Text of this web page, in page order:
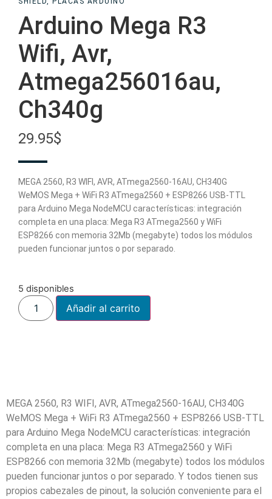
Arduino Mega R3
Wifi, Avr,
Atmega256016au,
Ch340g
29.95$
MEGA 2560, R3 WIFI, AVR, ATmega2560-16AU, CH340G
WeMOS Mega + WiFi R3 ATmega2560 + ESP8266 USB-TTL
para Arduino Mega NodeMCU características: integración
completa en una placa: Mega R3 ATmega2560 y WiFi
ESP8266 con memoria 32Mb (megabyte) todos los módulos
pueden funcionar juntos o por separado.
5 disponibles
Añadir al carrito
MEGA 2560, R3 WIFI, AVR, ATmega2560-16AU, CH340G
WeMOS Mega + WiFi R3 ATmega2560 + ESP8266 USB-TTL
para Arduino Mega NodeMCU características: integración
completa en una placa: Mega R3 ATmega2560 y WiFi
ESP8266 con memoria 32Mb (megabyte) todos los módulos
pueden funcionar juntos o por separado. Y todos tienen sus
propios cabezales de pinout, la solución conveniente para el